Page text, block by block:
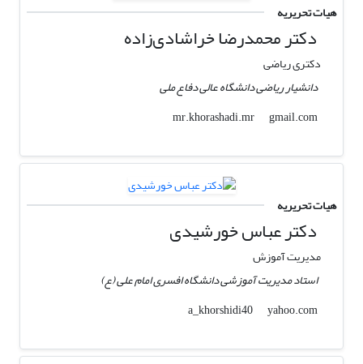
هیات تحریریه
دکتر محمدرضا خراشادی‌زاده
دکتری ریاضی
دانشیار ریاضی دانشگاه عالی دفاع ملی
mr.khorashadi.mr
gmail.com
هیات تحریریه
دکتر عباس خورشیدی
مدیریت آموزش
استاد مدیریت آموزشی دانشگاه افسری امام علی (ع)
a_khorshidi40
yahoo.com